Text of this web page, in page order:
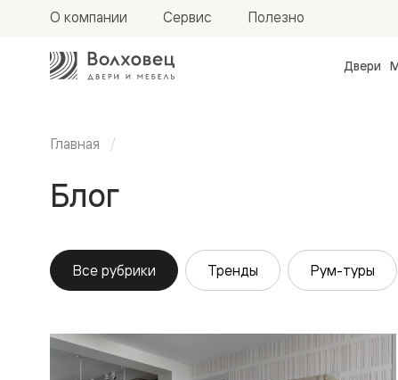
Двери
-
скрытые
двери
в
эмали
Прайм
О компании Сервис Полезно
Главная
Блог
Все рубрики Тренды Рум-туры